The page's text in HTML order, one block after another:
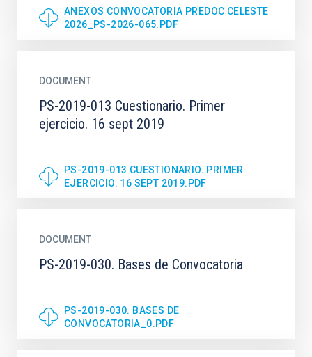
ANEXOS CONVOCATORIA PREDOC CELESTE
2026_PS-2026-065.PDF
DOCUMENT
PS-2019-013 Cuestionario. Primer
ejercicio. 16 sept 2019
PS-2019-013 CUESTIONARIO. PRIMER
EJERCICIO. 16 SEPT 2019.PDF
DOCUMENT
PS-2019-030. Bases de Convocatoria
PS-2019-030. BASES DE
CONVOCATORIA_0.PDF